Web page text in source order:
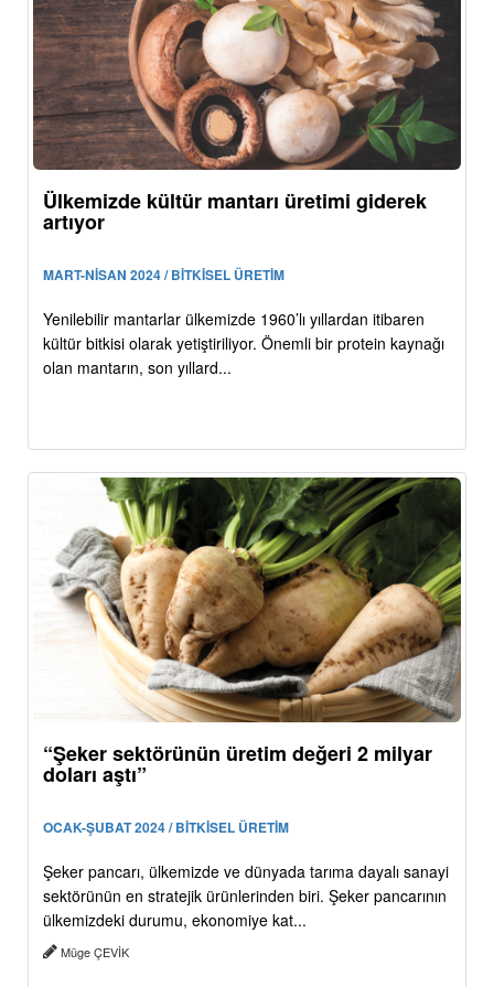
Ülkemizde kültür mantarı üretimi giderek
artıyor
MART-NİSAN 2024 / BİTKİSEL ÜRETİM
Yenilebilir mantarlar ülkemizde 1960’lı yıllardan itibaren
kültür bitkisi olarak yetiştiriliyor. Önemli bir protein kaynağı
olan mantarın, son yıllard...
“Şeker sektörünün üretim değeri 2 milyar
doları aştı”
OCAK-ŞUBAT 2024 / BİTKİSEL ÜRETİM
Şeker pancarı, ülkemizde ve dünyada tarıma dayalı sanayi
sektörünün en stratejik ürünlerinden biri. Şeker pancarının
ülkemizdeki durumu, ekonomiye kat...
Müge ÇEVİK